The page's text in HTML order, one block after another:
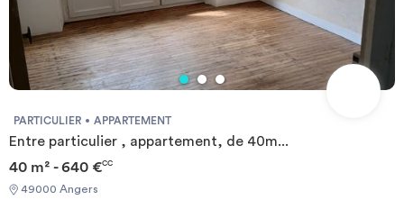
PARTICULIER APPARTEMENT
Entre particulier , appartement, de 40m...
40 m² - 640 €CC
49000 Angers